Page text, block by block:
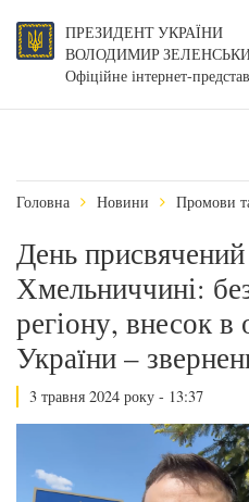
ПРЕЗИДЕНТ УКРАЇНИ
ВОЛОДИМИР
Офіційне інтернет-
Головна Новини Промови
День присвячений
Хмельниччині:
регіону, внесок в
України –
3 травня 2024 року - 13:37